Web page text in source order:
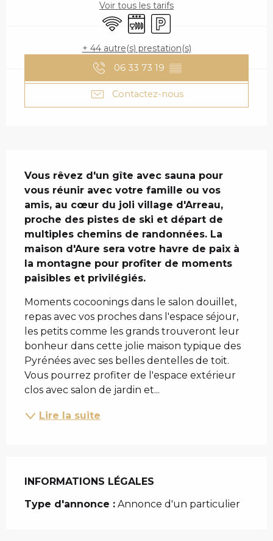
Voir tous les tarifs
WiFi Lave vaisselle
Parking
+ 44 autre(s) prestation(s)
06 33 73 19 ▒▒
Contactez-nous
Vous rêvez d'un gîte avec sauna pour
vous réunir avec votre famille ou vos
amis, au cœur du joli village d'Arreau,
proche des pistes de ski et départ de
multiples chemins de randonnées. La
maison d'Aure sera votre havre de paix à
la montagne pour profiter de moments
paisibles et privilégiés.
Moments cocoonings dans le salon douillet,
repas avec vos proches dans l'espace séjour,
les petits comme les grands trouveront leur
bonheur dans cette jolie maison typique des
Pyrénées avec ses belles dentelles de toit.
Vous pourrez profiter de l'espace extérieur
clos avec salon de jardin et...
Lire la suite
INFORMATIONS LÉGALES
INFORMATIONS LÉGALES
Type d'annonce : Annonce d'un particulier